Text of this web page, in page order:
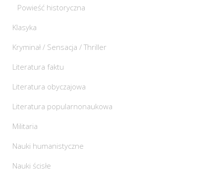
Powieść historyczna
Klasyka
Kryminał / Sensacja / Thriller
Literatura faktu
Literatura obyczajowa
Literatura popularnonaukowa
Militaria
Nauki humanistyczne
Nauki ścisłe